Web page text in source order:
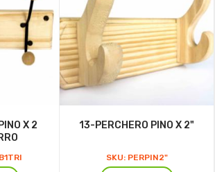
X 2
13-PERCHERO PINO X 2"
SKU: PERPIN2"